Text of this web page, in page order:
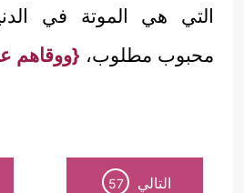
التي هي الموتة في
محبوب مطلوب، {ووقاهم
التالي 57